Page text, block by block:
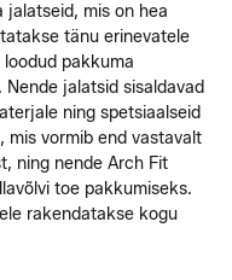
jalatseid, mis on hea
tänu erinevatele
pakkuma
jalatsid sisaldavad
ning spetsiaalseid
mis vormib end vastavalt
ning nende Arch Fit
toe pakkumiseks.
rakendatakse kogu